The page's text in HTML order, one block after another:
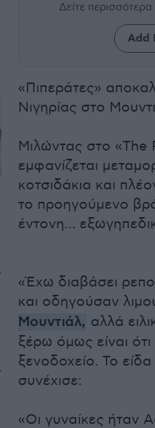
Δείτε
Add
«Πιπεράτες»
Νιγηρίας στο
Μιλώντας στο «The
εμφανίζεται
κοτσιδάκια και
το προηγούμενο
έντονη…
«Έχω διαβάσει
και οδηγούσαν
Μουντιάλ, αλλά
ξέρω όμως είναι
ξενοδοχείο. Το
συνέχισε:
«Οι γυναίκες ήταν